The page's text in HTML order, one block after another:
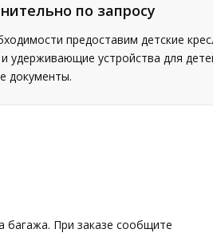
по запросу
предоставим детские
удерживающие устройства для
документы.
багажа. При заказе сообщите